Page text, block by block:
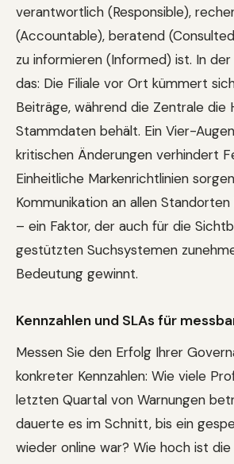
verantwortlich (Responsible),
(Accountable), beratend
zu informieren (Informed) ist. In
das: Die Filiale vor Ort kümmert
Beiträge, während die Zentrale die
Stammdaten behält. Ein Vier-
kritischen Änderungen verhindert
Einheitliche Markenrichtlinien
Kommunikation an allen
– ein Faktor, der auch für die
gestützten Suchsystemen
Bedeutung gewinnt.
Kennzahlen und SLAs für
Messen Sie den Erfolg Ihrer
konkreter Kennzahlen: Wie viele
letzten Quartal von Warnungen
dauerte es im Schnitt, bis ein
wieder online war? Wie hoch ist